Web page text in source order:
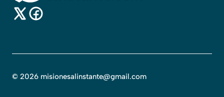
© 2026 misionesalinstante@gmail.com